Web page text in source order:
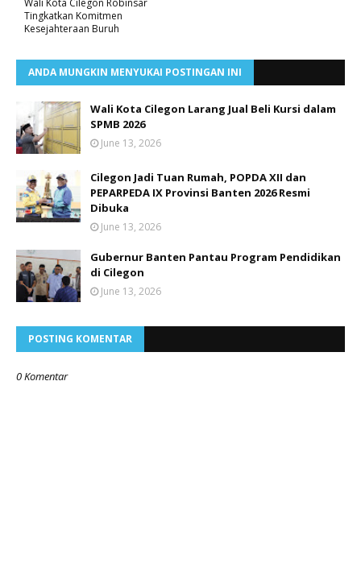
Wali Kota Cilegon Robinsar
Tingkatkan Komitmen
Kesejahteraan Buruh
ANDA MUNGKIN MENYUKAI POSTINGAN INI
Wali Kota Cilegon Larang Jual Beli Kursi dalam
SPMB 2026
June 13, 2026
Cilegon Jadi Tuan Rumah, POPDA XII dan
PEPARPEDA IX Provinsi Banten 2026 Resmi
Dibuka
June 13, 2026
Gubernur Banten Pantau Program Pendidikan
di Cilegon
June 13, 2026
POSTING KOMENTAR
0 Komentar